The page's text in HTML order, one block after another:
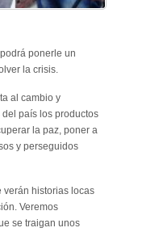
ponerle un
la crisis.
al cambio y
país los productos
la paz, poner a
y perseguidos
verán historias locas
Veremos
se traigan unos